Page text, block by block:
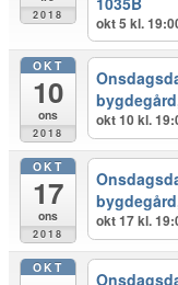
2018 okt 5 kl.
OKT
10
ons
2018
okt 10 kl.
OKT
17
ons
2018
okt 17 kl.
OKT